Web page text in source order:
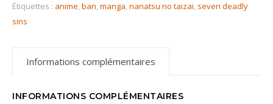
Étiquettes : anime,ban,manga,nanatsu no taizai, seven deadly
sins
Informations complémentaires
INFORMATIONS COMPLÉMENTAIRES